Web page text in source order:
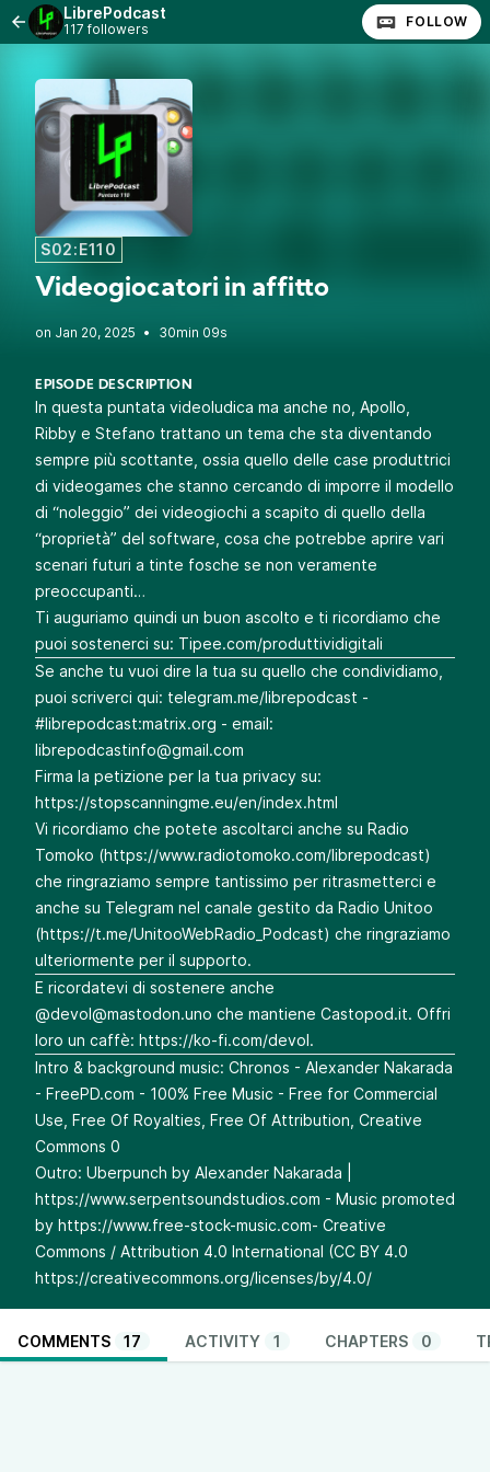
LibrePodcast
117 followers FOLLOW
S02:E110
Videogiocatori in affitto
• 30min 09s
EPISODE DESCRIPTION
In questa puntata videoludica ma anche no, Apollo,
Ribby e Stefano trattano un tema che sta diventando
sempre più scottante, ossia quello delle case produttrici
di videogames che stanno cercando di imporre il modello
di “noleggio” dei videogiochi a scapito di quello della
“proprietà” del software, cosa che potrebbe aprire vari
scenari futuri a tinte fosche se non veramente
preoccupanti…
Ti auguriamo quindi un buon ascolto e ti ricordiamo che
puoi sostenerci su: Tipee.com/produttividigitali
Se anche tu vuoi dire la tua su quello che condividiamo,
puoi scriverci qui: telegram.me/librepodcast -
#librepodcast:matrix.org - email:
librepodcastinfo@gmail.com
Firma la petizione per la tua privacy su:
https://stopscanningme.eu/en/index.html
Vi ricordiamo che potete ascoltarci anche su Radio
Tomoko (https://www.radiotomoko.com/librepodcast)
che ringraziamo sempre tantissimo per ritrasmetterci e
anche su Telegram nel canale gestito da Radio Unitoo
(https://t.me/UnitooWebRadio_Podcast) che ringraziamo
ulteriormente per il supporto.
E ricordatevi di sostenere anche
@devol@mastodon.uno che mantiene Castopod.it. Offri
loro un caffè: https://ko-fi.com/devol.
Intro & background music: Chronos - Alexander Nakarada
- FreePD.com⁠⁠⁠⁠⁠⁠⁠⁠⁠ - 100% Free Music - Free for Commercial
Use, Free Of Royalties, Free Of Attribution, Creative
Commons 0
Outro: Uberpunch by Alexander Nakarada |
⁠⁠⁠⁠⁠⁠⁠⁠⁠https://www.serpentsoundstudios.com - Music promoted
by https://www.free-stock-music.com⁠⁠⁠⁠⁠⁠⁠⁠⁠- Creative
Commons / Attribution 4.0 International (CC BY 4.0
https://creativecommons.org/licenses/by/4.0/
COMMENTS 17 ACTIVITY 1 CHAPTERS 0